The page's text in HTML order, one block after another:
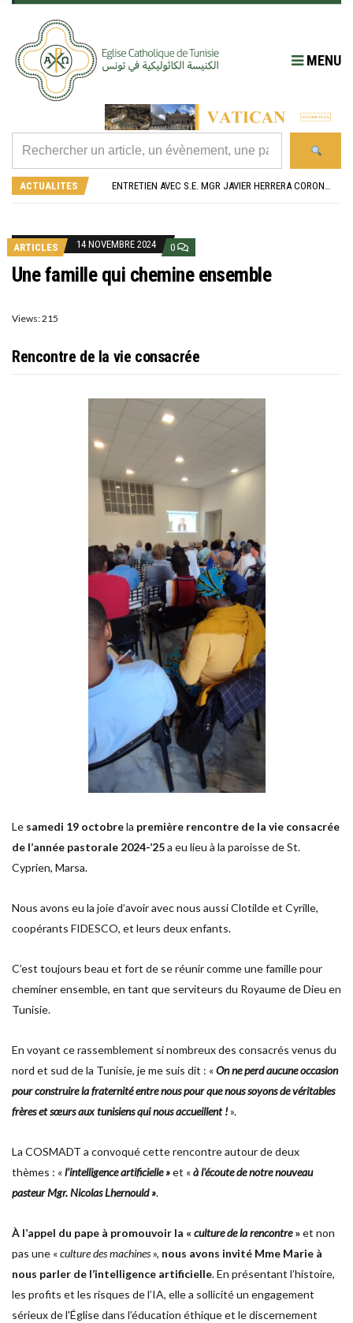
MENU
ACTUALITES
ENTRETIEN AVEC S.E. MGR JAVIER HERRERA CORONA, NONCE APOSTOLIQUE EN ALGÉRIE ET EN TUNISIE
RETOUR SUR LA JOURNÉE DIOCÉSAINE 2026 EN TUNISIE
ARTICLES
14 NOVEMBRE 2024 0
Une famille qui chemine ensemble
Views: 215
Rencontre de la vie consacrée
Le samedi 19 octobrela première rencontre de la vie consacrée
de l’année pastorale 2024-’25a eu lieu à la paroisse de St.
Cyprien, Marsa.
Nous avons eu la joie d’avoir avec nous aussi Clotilde et Cyrille,
coopérants FIDESCO, et leurs deux enfants.
C’est toujours beau et fort de se réunir comme une famille pour
cheminer ensemble, en tant que serviteurs du Royaume de Dieu en
Tunisie.
En voyant ce rassemblement si nombreux des consacrés venus du
nord et sud de la Tunisie, je me suis dit : «On ne perd aucune occasion
pour construire la fraternité entre nous pour que nous soyons de véritables
frères et sœurs aux tunisiens qui nous accueillent !».
La COSMADT a convoqué cette rencontre autour de deux
thèmes : «l’intelligence artificielle »et «à l'écoute de notre nouveau
pasteur Mgr. Nicolas Lhernould ».
À l’appel du pape à promouvoir la « culture de la rencontre»et non
pas une «culture des machines», nous avons invité Mme Marie à
nous parler de l’intelligence artificielle. En présentant l’histoire,
les profits et les risques de l’IA, elle a sollicité un engagement
sérieux de l'Église dans l’éducation éthique et le discernement